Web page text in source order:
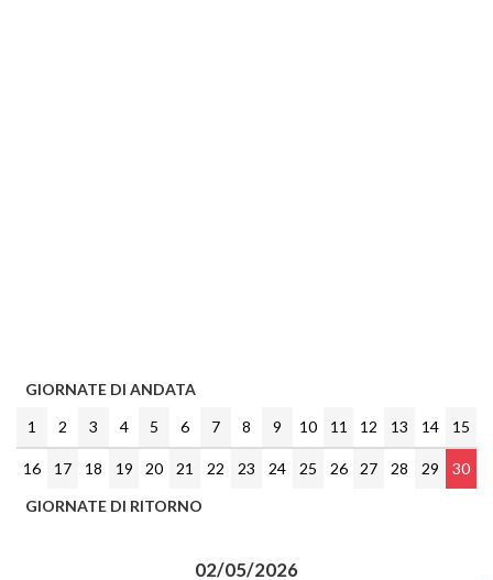
GIORNATE DI ANDATA
1
2 3 4 5 6 7 8 9 10 11 12 13 14 15
16 17 18 19 20 21 22 23 24 25 26 27 28 29
30
GIORNATE DI RITORNO
02/05/2026